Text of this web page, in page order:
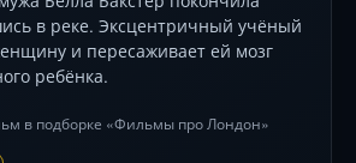
в реке. Эксцентричный учёный
и пересаживает ей мозг
ребёнка.
в подборке «Фильмы про Лондон»